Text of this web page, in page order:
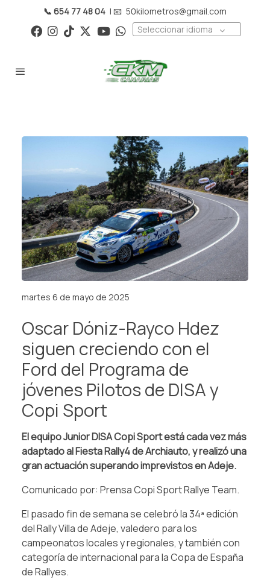
📞 654 77 48 04 | 📧 50kilometros@gmail.com
Seleccionar idioma
martes 6 de mayo de 2025
Oscar Dóniz-Rayco Hdez
siguen creciendo con el
Ford del Programa de
jóvenes Pilotos de DISA y
Copi Sport
El equipo Junior DISA Copi Sport está cada vez más
adaptado al Fiesta Rally4 de Archiauto, y realizó una
gran actuación superando imprevistos en Adeje.
Comunicado por: Prensa Copi Sport Rallye Team.
El pasado fin de semana se celebró la 34ª edición
del Rally Villa de Adeje, valedero para los
campeonatos locales y regionales, y también con
categoría de internacional para la Copa de España
de Rallyes.